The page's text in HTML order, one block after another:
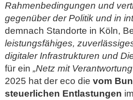
Rahmenbedingungen und
gegenüber der Politik und in
demnach Standorte in Köln,
leistungsfähiges,
digitaler Infrastrukturen und
für ein „Netz mit
2025 hat der eco die vom
steuerlichen Entlastungen